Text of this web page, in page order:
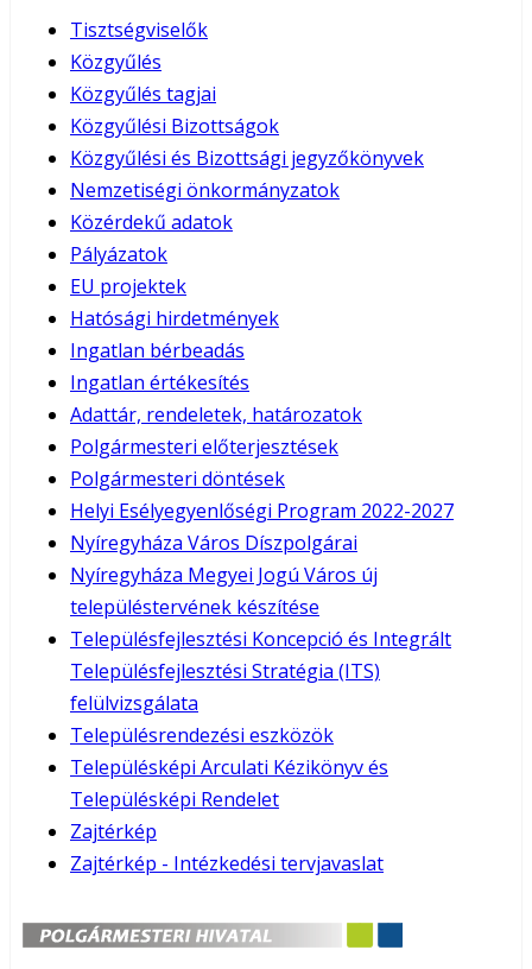
Tisztségviselők
Közgyűlés
Közgyűlés tagjai
Közgyűlési Bizottságok
Közgyűlési és Bizottsági jegyzőkönyvek
Nemzetiségi önkormányzatok
Közérdekű adatok
Pályázatok
EU projektek
Hatósági hirdetmények
Ingatlan bérbeadás
Ingatlan értékesítés
Adattár, rendeletek, határozatok
Polgármesteri előterjesztések
Polgármesteri döntések
Helyi Esélyegyenlőségi Program 2022-2027
Nyíregyháza Város Díszpolgárai
Nyíregyháza Megyei Jogú Város új
településtervének készítése
Településfejlesztési Koncepció és Integrált
Településfejlesztési Stratégia (ITS)
felülvizsgálata
Településrendezési eszközök
Településképi Arculati Kézikönyv és
Településképi Rendelet
Zajtérkép
Zajtérkép - Intézkedési tervjavaslat